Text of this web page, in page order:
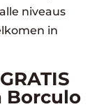
niveaus
in
Borculo